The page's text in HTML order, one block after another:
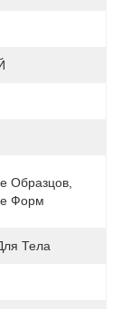
Образцов,
Форм
Тела